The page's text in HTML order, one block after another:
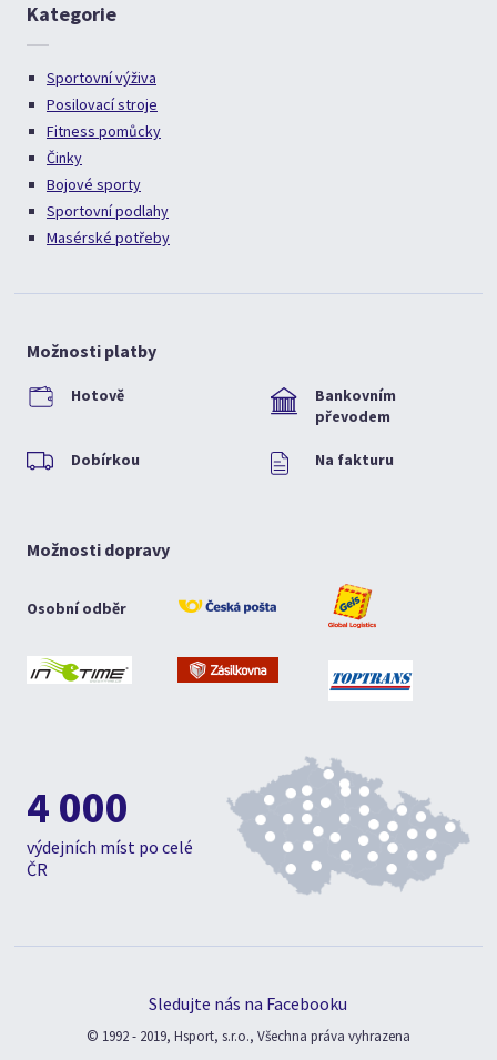
Kategorie
Sportovní výživa
Posilovací stroje
Fitness pomůcky
Činky
Bojové sporty
Sportovní podlahy
Masérské potřeby
Možnosti platby
Hotově
Bankovním
převodem
Dobírkou Na fakturu
Možnosti dopravy
Osobní odběr
4 000
výdejních míst po celé
ČR
Sledujte nás na Facebooku
© 1992 - 2019, Hsport, s.r.o., Všechna práva vyhrazena